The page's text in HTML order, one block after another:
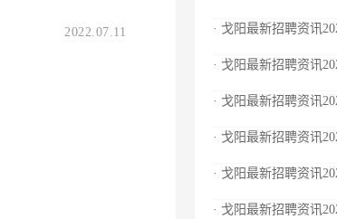
2022.07.11 · 戈阳最新招聘资讯
· 戈阳最新招聘资讯
· 戈阳最新招聘资讯
· 戈阳最新招聘资讯
· 戈阳最新招聘资讯
· 戈阳最新招聘资讯